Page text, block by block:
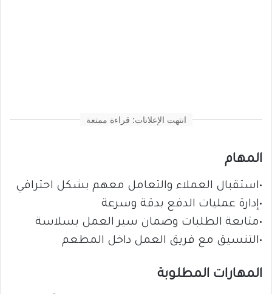
انتهت الإعلانات: قراءة ممتعة
المهام
•استقبال العملاء والتعامل معهم بشكل احترافي
•إدارة عمليات الدفع بدقة وسرعة
•متابعة الطلبات وضمان سير العمل بسلاسة
•التنسيق مع فريق العمل داخل المطعم
المهارات المطلوبة